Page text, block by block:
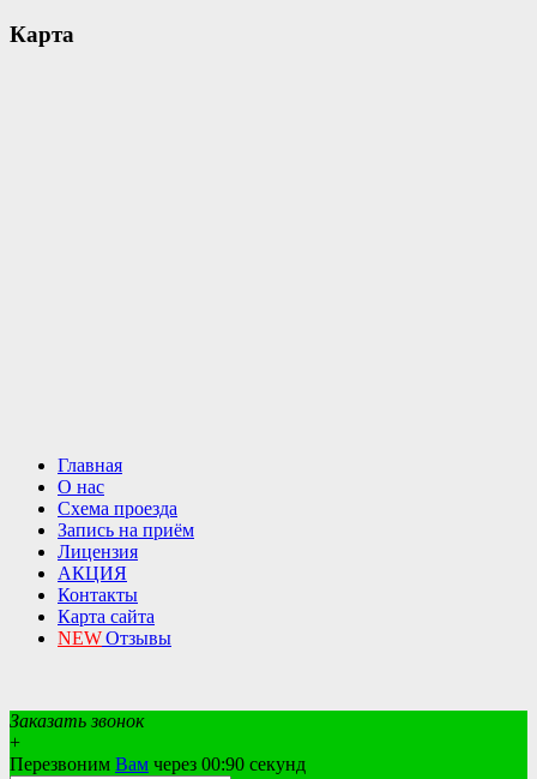
Карта
Главная
О нас
Схема проезда
Запись на приём
Лицензия
АКЦИЯ
Контакты
Карта сайта
NEWОтзывы
Заказать звонок
+
Перезвоним Вам через 00:90 секунд